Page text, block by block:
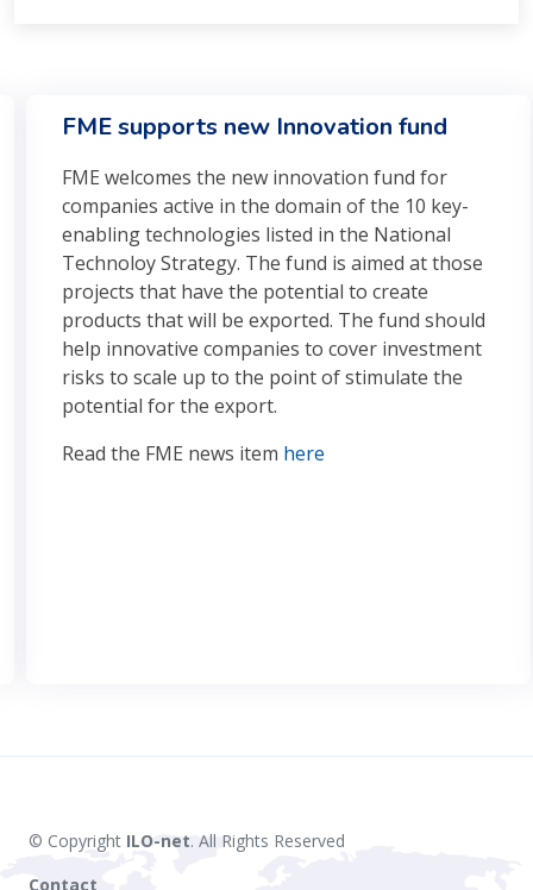
FME supports new Innovation fund
FME welcomes the new innovation fund for
companies active in the domain of the 10 key-
enabling technologies listed in the National
Technoloy Strategy. The fund is aimed at those
projects that have the potential to create
products that will be exported. The fund should
help innovative companies to cover investment
risks to scale up to the point of stimulate the
potential for the export.
Read the FME news itemhere
© Copyright ILO-net. All Rights Reserved
Contact